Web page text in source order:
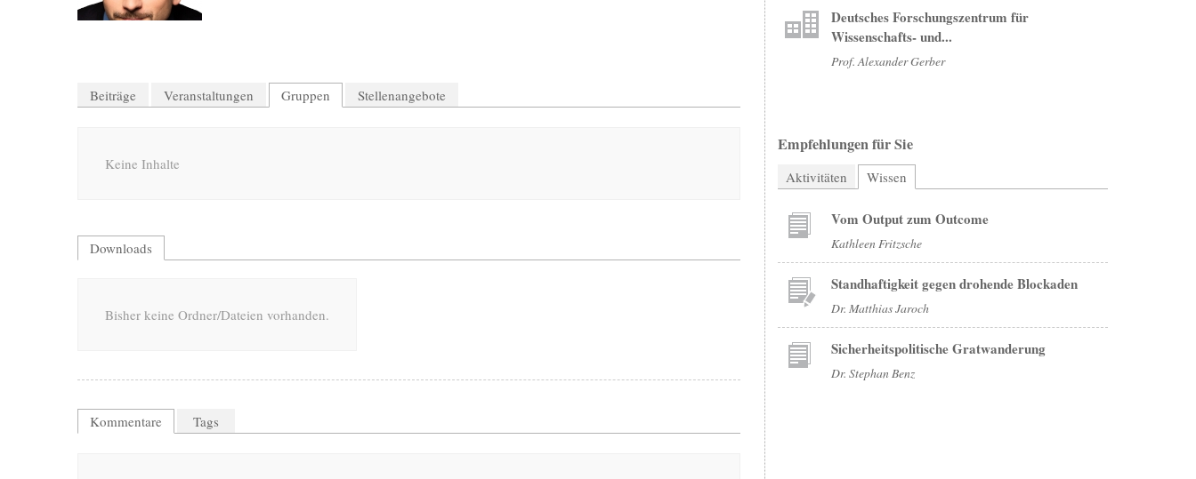
Beiträge Veranstaltungen Gruppen Stellenangebote
Keine Inhalte
Downloads
Bisher keine Ordner/Dateien vorhanden.
Kommentare Tags
Deutsches Forschungszentrum für
Wissenschafts- und...
Prof. Alexander Gerber
Empfehlungen für Sie
Aktivitäten Wissen
Vom Output zum Outcome
Kathleen Fritzsche
Standhaftigkeit gegen drohende Blockaden
Dr. Matthias Jaroch
Sicherheitspolitische Gratwanderung
Dr. Stephan Benz